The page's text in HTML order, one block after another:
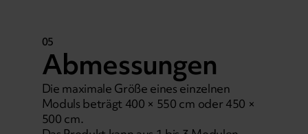
05
Abmessungen
Die maximale Größe eines einzelnen
Moduls beträgt 400 × 550 cm oder 450 ×
500 cm.